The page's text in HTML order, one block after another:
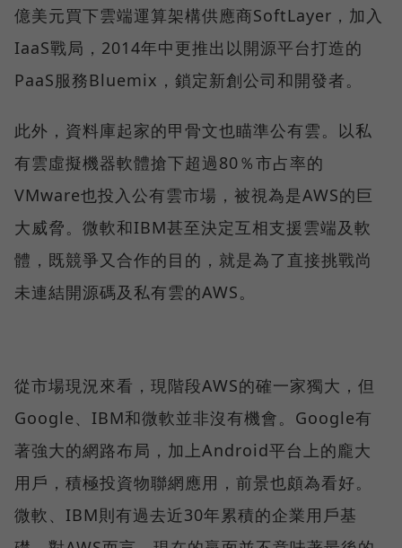
億美元買下雲端運算架構供應商SoftLayer，加入
IaaS戰局，2014年中更推出以開源平台打造的
PaaS服務Bluemix，鎖定新創公司和開發者。
此外，資料庫起家的甲骨文也瞄準公有雲。以私
有雲虛擬機器軟體搶下超過80％市占率的
VMware也投入公有雲市場，被視為是AWS的巨
大威脅。微軟和IBM甚至決定互相支援雲端及軟
體，既競爭又合作的目的，就是為了直接挑戰尚
未連結開源碼及私有雲的AWS。
從市場現況來看，現階段AWS的確一家獨大，但
Google、IBM和微軟並非沒有機會。Google有
著強大的網路布局，加上Android平台上的龐大
用戶，積極投資物聯網應用，前景也頗為看好。
微軟、IBM則有過去近30年累積的企業用戶基